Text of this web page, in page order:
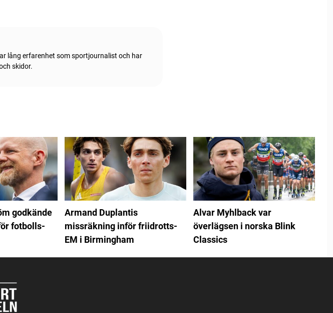
lång erfarenhet som sportjournalist och har
skidor.
godkände
fotbolls-
Armand Duplantis
missräkning inför friidrotts-
EM i Birmingham
Alvar Myhlback var
överlägsen i norska Blink
Classics